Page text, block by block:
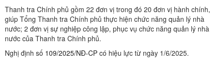
Thanh tra Chính phủ gồm 22 đơn vị trong đó 20 đơn vị hành chính,
giúp Tổng Thanh tra Chính phủ thực hiện chức năng quản lý nhà
nước; 2 đơn vị sự nghiệp công lập, phục vụ chức năng quản lý nhà
nước của Thanh tra Chính phủ.
Nghị định số 109/2025/NĐ-CP có hiệu lực từ ngày 1/6/2025.